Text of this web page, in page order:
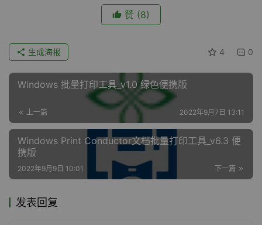
赞 (8)
4 0
生成海报
Windows 批量打印工具_v1.0 绿色便携版
上一篇 2022年9月7日 13:11
Windows Print Conductor文档批量打印工具_v6.3 便
携版
下一篇
2022年9月9日 10:01
发表回复